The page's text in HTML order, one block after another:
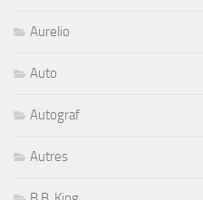
Aurelio
Auto
Autograf
Autres